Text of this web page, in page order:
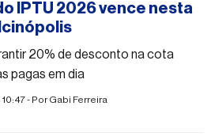
IPTU 2026 vence nesta
20% de desconto na cota
pagas em dia
- PorGabi Ferreira